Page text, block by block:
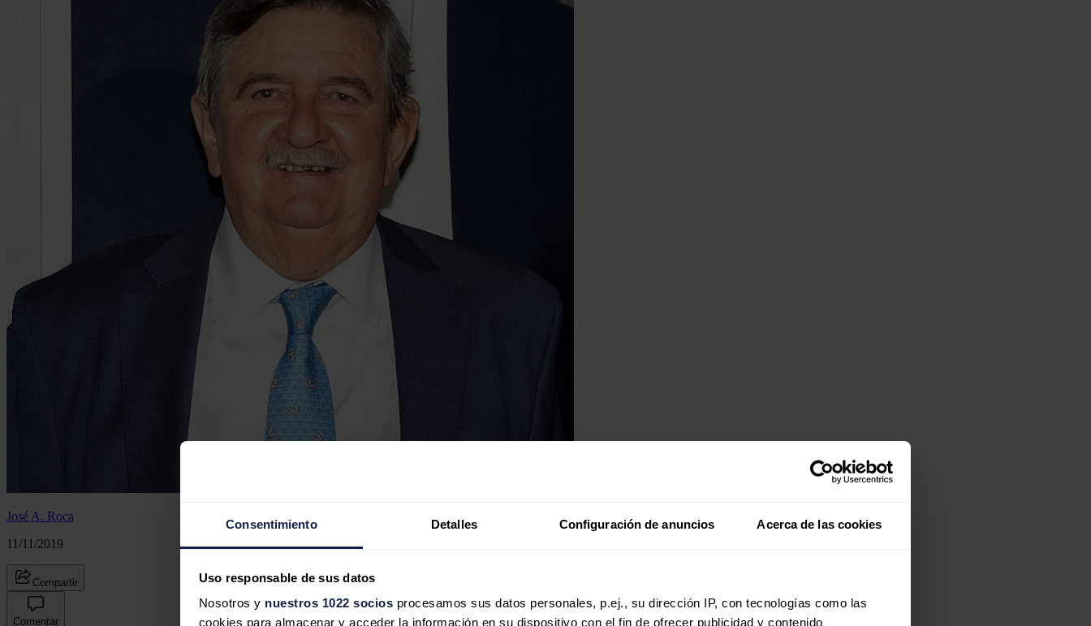
Consentimiento Detalles Configuración de anuncios Acerca de las cookies
Uso responsable de sus datos
Nosotros y nuestros 1022 socios procesamos sus datos personales, p.ej., su dirección IP, con tecnologías como las
cookies para almacenar y acceder la información en su dispositivo con el fin de ofrecer publicidad y contenido
José A. Roca
11/11/2019
Compartir
Comentar